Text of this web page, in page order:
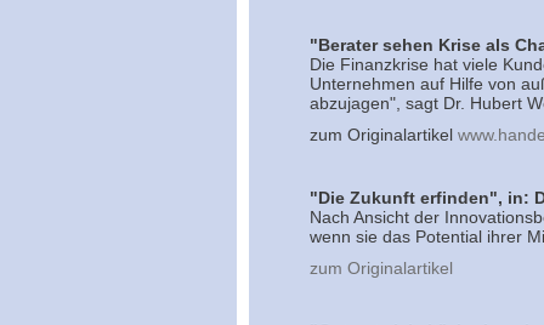
"Berater sehen Krise als
Die Finanzkrise hat viele
Unternehmen auf Hilfe von
abzujagen", sagt Dr. Hubert
zum Originalartikel
"Die Zukunft erfinden", in:
Nach Ansicht der
wenn sie das Potential ihrer
zum Originalartikel